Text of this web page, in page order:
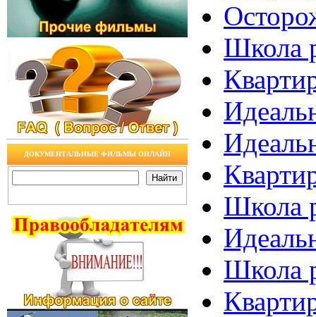
ДОКУМЕНТАЛЬНЫЕ ФИЛЬМЫ ОНЛАЙН
Школа
Школа
Школа